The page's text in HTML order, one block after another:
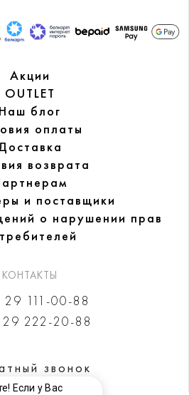
Акции
OUTLET
Наш блог
оплаты
возврата
и поставщики
о нарушении прав
КОНТАКТЫ
29 111-00-88
29 222-20-88
звонок
Если у Вас